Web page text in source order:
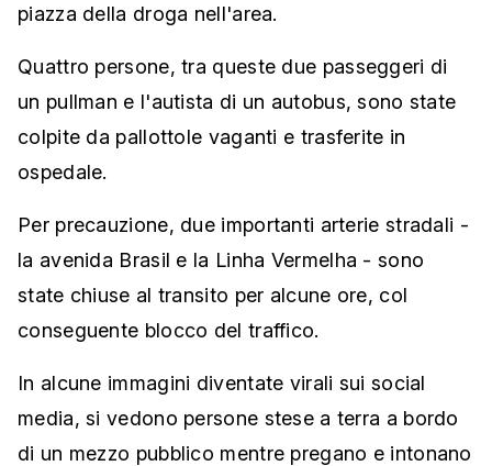
piazza della droga nell'area.
Quattro persone, tra queste due passeggeri di
un pullman e l'autista di un autobus, sono state
colpite da pallottole vaganti e trasferite in
ospedale.
Per precauzione, due importanti arterie stradali -
la avenida Brasil e la Linha Vermelha - sono
state chiuse al transito per alcune ore, col
conseguente blocco del traffico.
In alcune immagini diventate virali sui social
media, si vedono persone stese a terra a bordo
di un mezzo pubblico mentre pregano e intonano